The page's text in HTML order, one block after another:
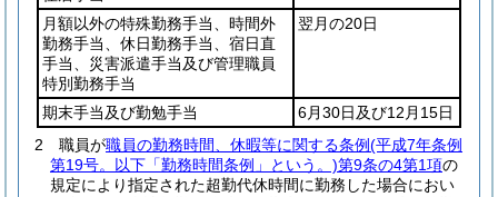
月額以外の特殊勤務手当、時間外
勤務手当、休日勤務手当、宿日直
手当、災害派遣手当及び管理職員
特別勤務手当
翌月の20日
期末手当及び勤勉手当
6月30日及び12月15日
2
職員が職員の勤務時間、休暇等に関する条例(平成7年条例
第19号。以下「勤務時間条例」という。)第9条の4第1項の
規定により指定された超勤代休時間に勤務した場合におい